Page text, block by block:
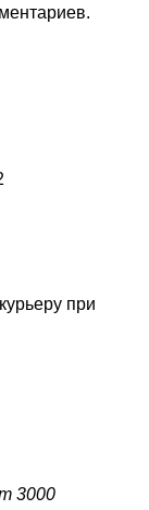
при
3000